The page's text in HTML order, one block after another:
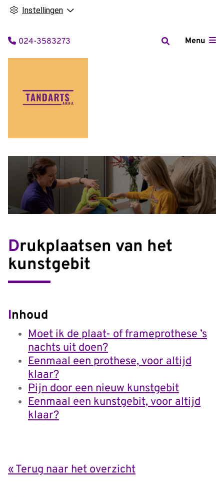
Instellingen
Menu
Tel:
024-3583273
Drukplaatsen van het
kunstgebit
Inhoud
Moet ik de plaat- of frameprothese ’s
nachts uit doen?
Eenmaal een prothese, voor altijd
klaar?
Pijn door een nieuw kunstgebit
Eenmaal een kunstgebit, voor altijd
klaar?
« Terug naar het overzicht